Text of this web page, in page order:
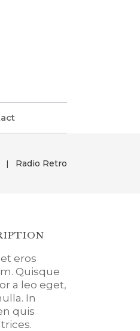
Radio Retro
eros
Quisque
a leo eget,
In
quis